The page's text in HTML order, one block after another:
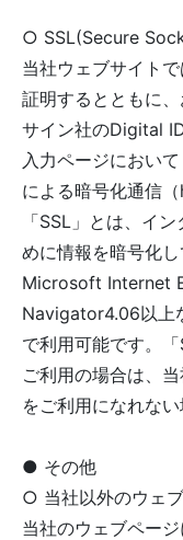
○ SSL(Secure
当社ウェブサイト
証明するとともに
サイン社のDigital
入力ページにおい
による暗号化通信
「SSL」とは、イ
めに情報を暗号化し
Microsoft Internet
Navigator4.06以上
で利用可能です。
ご利用の場合は、
をご利用になれない
● その他
○ 当社以外のウェ
当社のウェブペー